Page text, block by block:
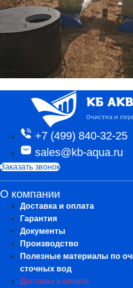
+7 (499) 840-32-25
sales@kb-aqua.ru
Заказать звонок
О компании
Доставка и оплата
Гарантия
Документы
Производство
Полезные материалы по
сточных вод
Доставка и оплата